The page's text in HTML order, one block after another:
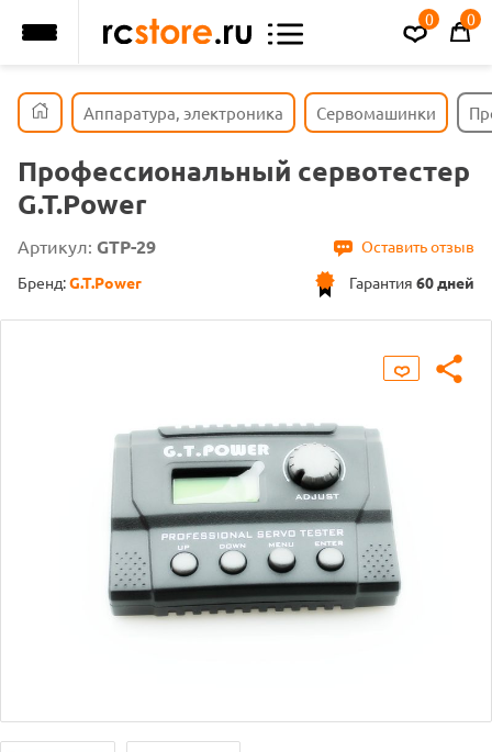
0 0
Аппаратура, электроника Сервомашинки
Профессиональный сервотестер
G.T.Power
Артикул: GTP-29
Оставить отзыв
Гарантия 60 дней
Бренд:G.T.Power